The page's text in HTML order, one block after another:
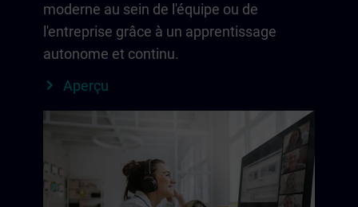
moderne au sein de l'équipe ou de
l'entreprise grâce à un apprentissage
autonome et continu.
Aperçu